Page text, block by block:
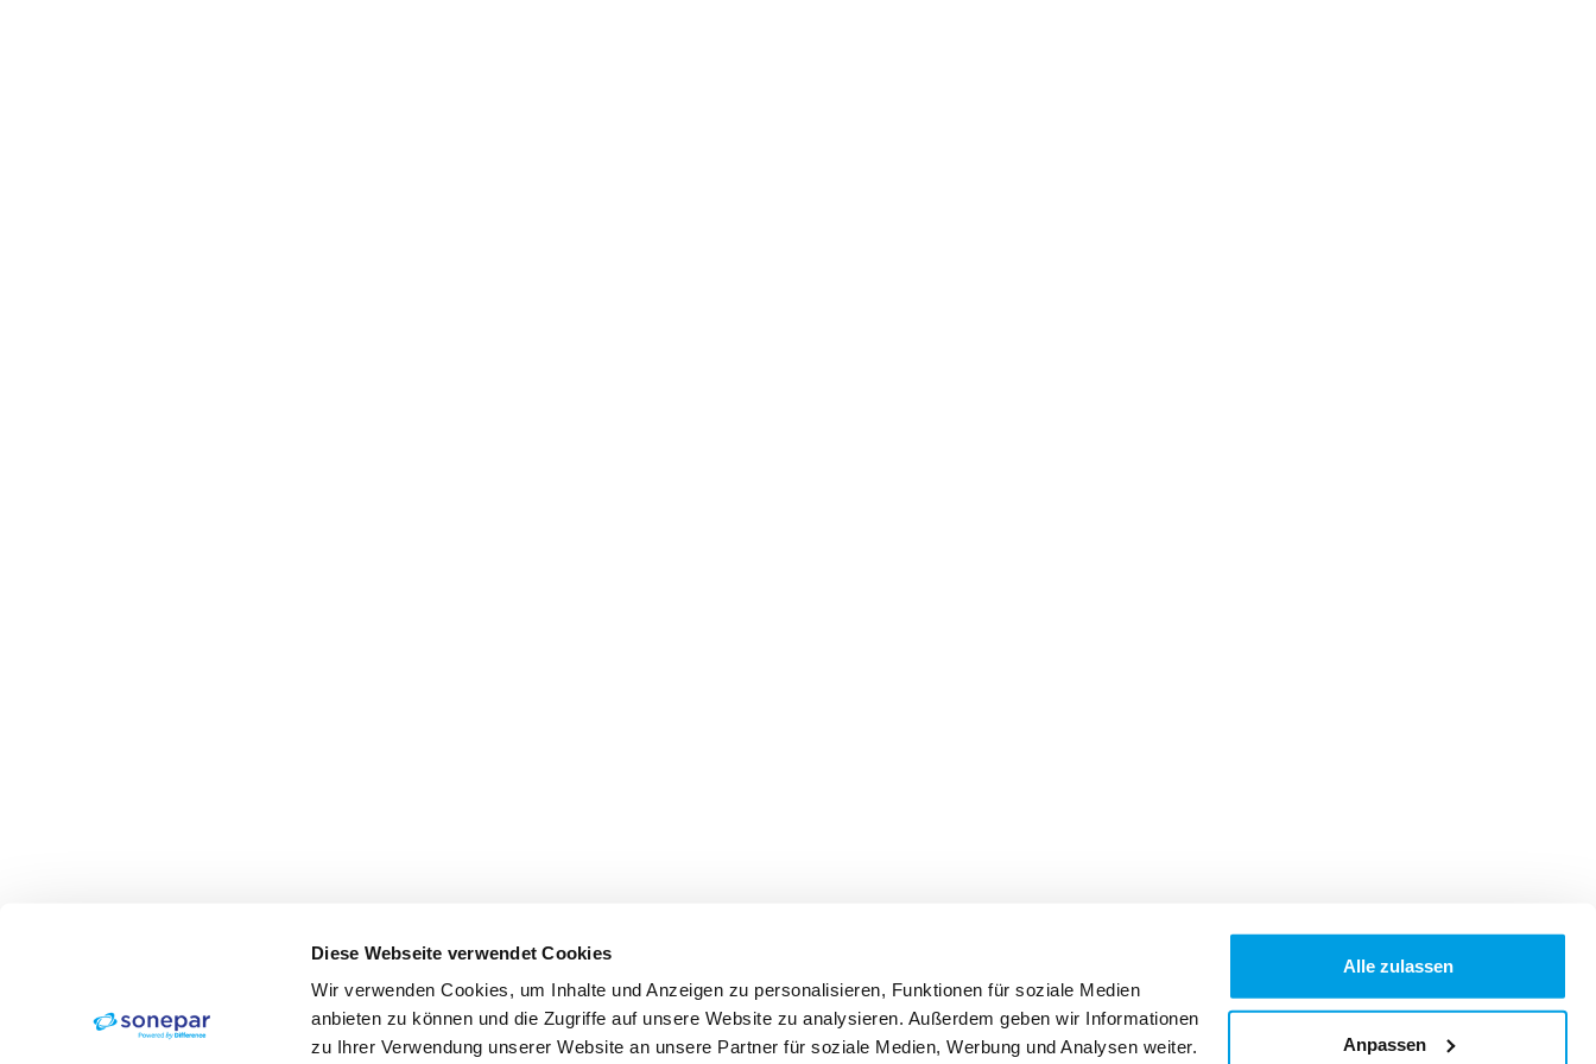
Diese Webseite verwendet Cookies
Wir verwenden Cookies, um Inhalte und Anzeigen zu personalisieren, Funktionen für soziale Medien
anbieten zu können und die Zugriffe auf unsere Website zu analysieren. Außerdem geben wir Informationen
zu Ihrer Verwendung unserer Website an unsere Partner für soziale Medien, Werbung und Analysen weiter.
Alle zulassen
Anpassen